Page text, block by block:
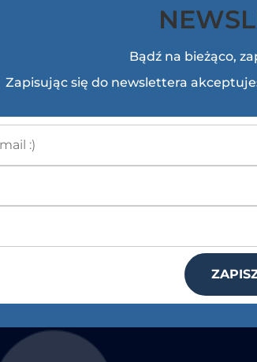
Bądź na bieżąco,
Zapisując się do newslettera